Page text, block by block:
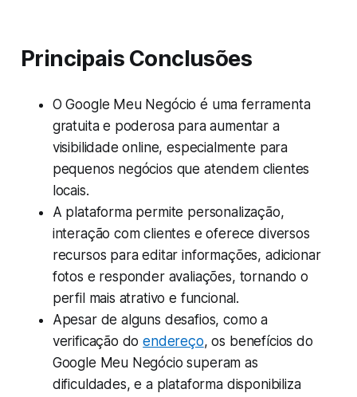
Principais Conclusões
O Google Meu Negócio é uma ferramenta
gratuita e poderosa para aumentar a
visibilidade online, especialmente para
pequenos negócios que atendem clientes
locais.
A plataforma permite personalização,
interação com clientes e oferece diversos
recursos para editar informações, adicionar
fotos e responder avaliações, tornando o
perfil mais atrativo e funcional.
Apesar de alguns desafios, como a
verificação doendereço, os benefícios do
Google Meu Negócio superam as
dificuldades, e a plataforma disponibiliza